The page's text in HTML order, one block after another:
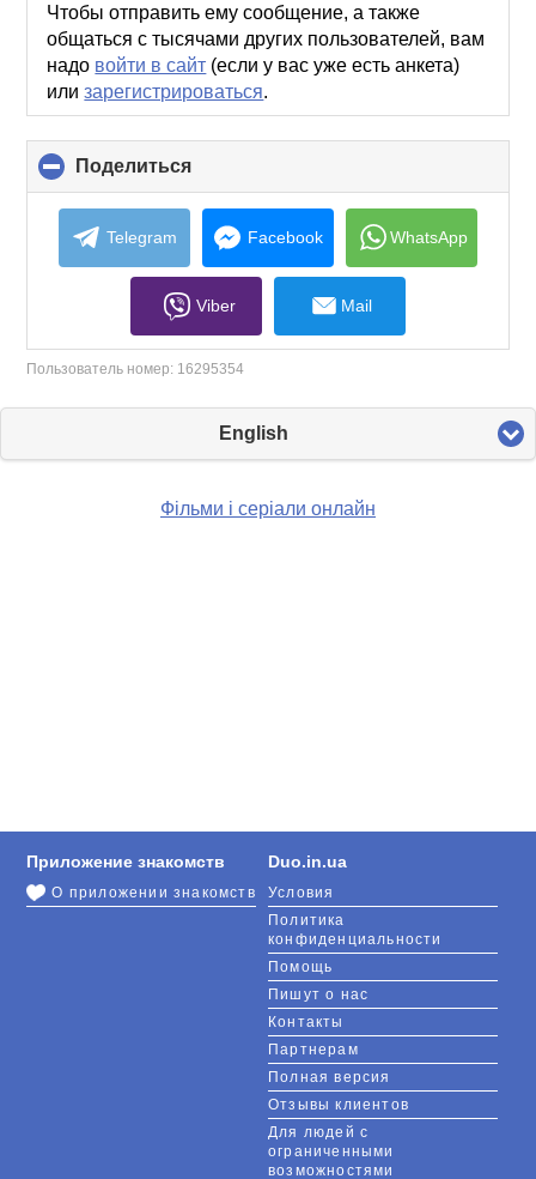
Чтобы отправить ему сообщение, а также
общаться с тысячами других пользователей, вам
надо войти в сайт (если у вас уже есть анкета)
илизарегистрироваться.
Поделиться
to
collapse
contents
Telegram Facebook WhatsApp
Viber Mail
Пользователь номер: 16295354
English
Фільми і серіали онлайн
Duo.in.ua
Условия
Политика
конфиденциальности
Помощь
Пишут о нас
Контакты
Партнерам
Полная версия
Отзывы клиентов
Для людей с
ограниченными
возможностями
Приложение знакомств
О приложении знакомств